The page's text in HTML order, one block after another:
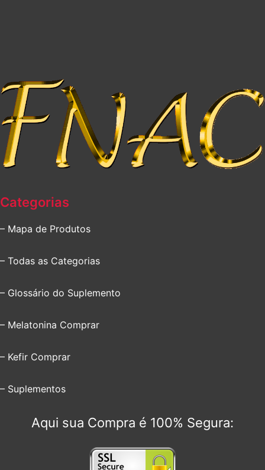
Categorias
– Mapa de Produtos
– Todas as Categorias
– Glossário do Suplemento
– Melatonina Comprar
– Kefir Comprar
– Suplementos
Aqui sua Compra é 100% Segura: